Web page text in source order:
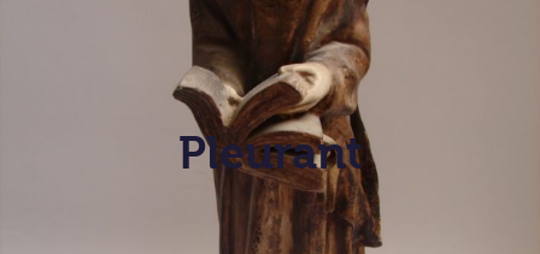
Pleurant